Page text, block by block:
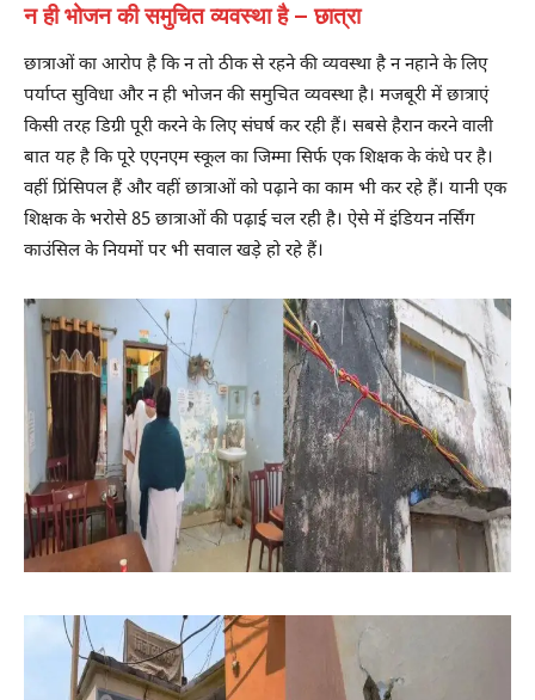
न ही भोजन की समुचित व्यवस्था है – छात्रा
छात्राओं का आरोप है कि न तो ठीक से रहने की व्यवस्था है न नहाने के लिए
पर्याप्त सुविधा और न ही भोजन की समुचित व्यवस्था है। मजबूरी में छात्राएं
किसी तरह डिग्री पूरी करने के लिए संघर्ष कर रही हैं। सबसे हैरान करने वाली
बात यह है कि पूरे एएनएम स्कूल का जिम्मा सिर्फ एक शिक्षक के कंधे पर है।
वहीं प्रिंसिपल हैं और वहीं छात्राओं को पढ़ाने का काम भी कर रहे हैं। यानी एक
शिक्षक के भरोसे 85 छात्राओं की पढ़ाई चल रही है। ऐसे में इंडियन नर्सिंग
काउंसिल के नियमों पर भी सवाल खड़े हो रहे हैं।